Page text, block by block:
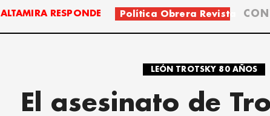
ALTAMIRA RESPONDE Política Obrera Revista
LEÓN TROTSKY 80 AÑOS
El asesinato de